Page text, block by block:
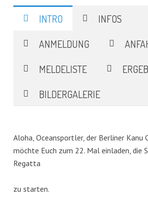
INTRO
INFOS
ANMELDUNG
MELDELISTE
BILDERGALERIE
Aloha, Oceansportler, der Berliner Kanu
möchte Euch zum 22. Mal einladen, die
Regatta
zu starten.